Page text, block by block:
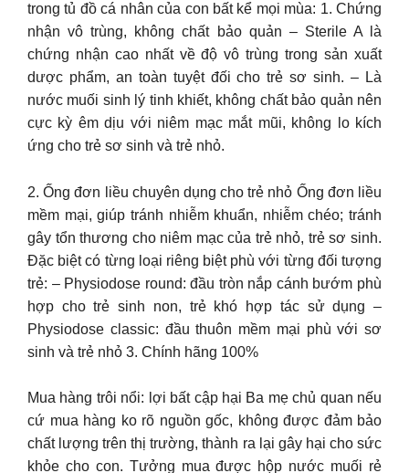
trong tủ đồ cá nhân của con bất kể mọi mùa: 1. Chứng
nhận vô trùng, không chất bảo quản – Sterile A là
chứng nhận cao nhất về độ vô trùng trong sản xuất
dược phẩm, an toàn tuyệt đối cho trẻ sơ sinh. – Là
nước muối sinh lý tinh khiết, không chất bảo quản nên
cực kỳ êm dịu với niêm mạc mắt mũi, không lo kích
ứng cho trẻ sơ sinh và trẻ nhỏ.
2. Ống đơn liều chuyên dụng cho trẻ nhỏ Ống đơn liều
mềm mại, giúp tránh nhiễm khuẩn, nhiễm chéo; tránh
gây tổn thương cho niêm mạc của trẻ nhỏ, trẻ sơ sinh.
Đặc biệt có từng loại riêng biệt phù với từng đối tượng
trẻ: – Physiodose round: đầu tròn nắp cánh bướm phù
hợp cho trẻ sinh non, trẻ khó hợp tác sử dụng –
Physiodose classic: đầu thuôn mềm mại phù với sơ
sinh và trẻ nhỏ 3. Chính hãng 100%
Mua hàng trôi nổi: lợi bất cập hại Ba mẹ chủ quan nếu
cứ mua hàng ko rõ nguồn gốc, không được đảm bảo
chất lượng trên thị trường, thành ra lại gây hại cho sức
khỏe cho con. Tưởng mua được hộp nước muối rẻ